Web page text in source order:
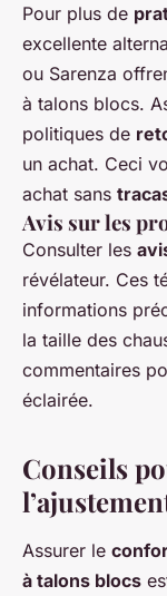
Pour plus de
excellente
ou Sarenza
à talons blocs.
politiques de
un achat. Ceci
achat sans
Avis sur les
Consulter les
révélateur. Ces
informations
la taille des
commentaires
éclairée.
Conseils
Assurer le
à talons blocs